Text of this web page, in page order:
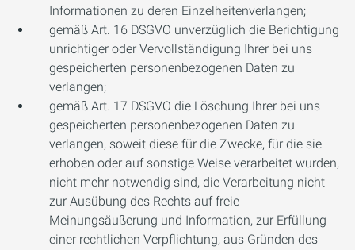
Informationen zu deren Einzelheitenverlangen;
gemäß Art. 16 DSGVO unverzüglich die Berichtigung
unrichtiger oder Vervollständigung Ihrer bei uns
gespeicherten personenbezogenen Daten zu
verlangen;
gemäß Art. 17 DSGVO die Löschung Ihrer bei uns
gespeicherten personenbezogenen Daten zu
verlangen, soweit diese für die Zwecke, für die sie
erhoben oder auf sonstige Weise verarbeitet wurden,
nicht mehr notwendig sind, die Verarbeitung nicht
zur Ausübung des Rechts auf freie
Meinungsäußerung und Information, zur Erfüllung
einer rechtlichen Verpflichtung, aus Gründen des